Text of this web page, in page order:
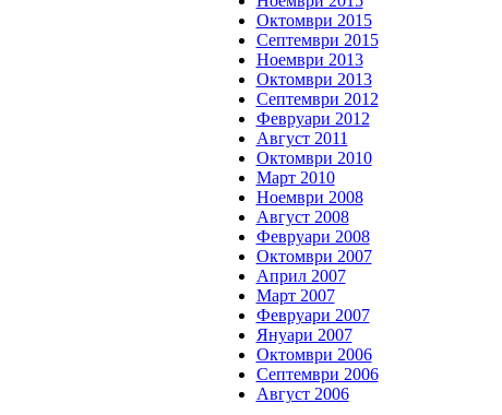
Октомври 2015
Септември 2015
Ноември 2013
Октомври 2013
Септември 2012
Февруари 2012
Август 2011
Октомври 2010
Март 2010
Ноември 2008
Август 2008
Февруари 2008
Октомври 2007
Април 2007
Март 2007
Февруари 2007
Януари 2007
Октомври 2006
Септември 2006
Август 2006